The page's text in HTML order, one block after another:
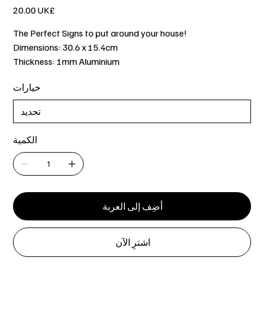
‏20.00 UK£
The Perfect Signs to put around your house!
Dimensions: 30.6 x 15.4cm
Thickness: 1mm Aluminium
خيارات
الكمية
أضِف إلى العربة
اشترِ الآن